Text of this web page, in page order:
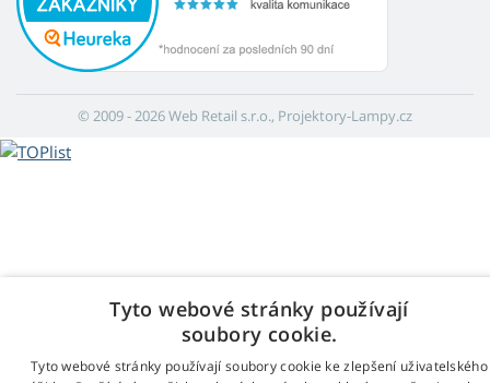
© 2009 - 2026 Web Retail s.r.o., Projektory-Lampy.cz
Tyto webové stránky používají
soubory cookie.
Tyto webové stránky používají soubory cookie ke zlepšení uživatelského